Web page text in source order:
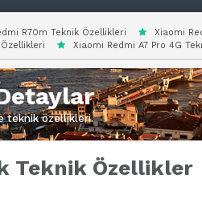
R70m Teknik Özellikleri Xiaomi
Xiaomi Redmi A7 Pro 4G
teknik özellikleri.
Teknik Özellikler